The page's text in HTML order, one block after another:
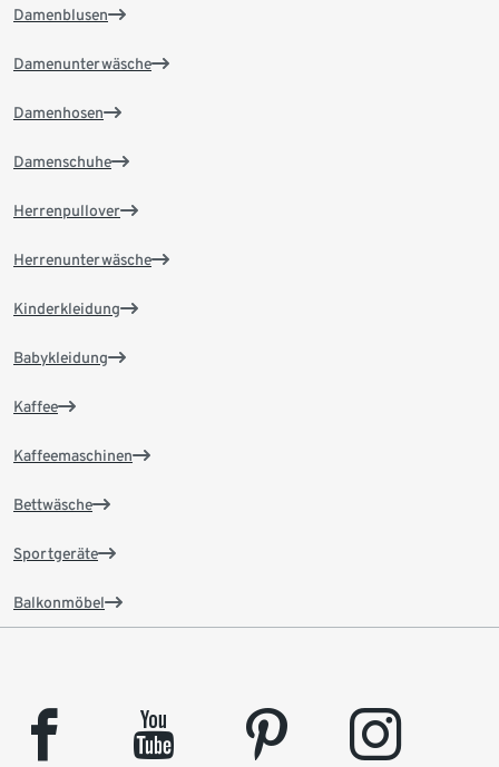
Damenblusen
Damenunterwäsche
Damenhosen
Damenschuhe
Herrenpullover
Herrenunterwäsche
Kinderkleidung
Babykleidung
Kaffee
Kaffeemaschinen
Bettwäsche
Sportgeräte
Balkonmöbel
facebook youtube pinterest instagram